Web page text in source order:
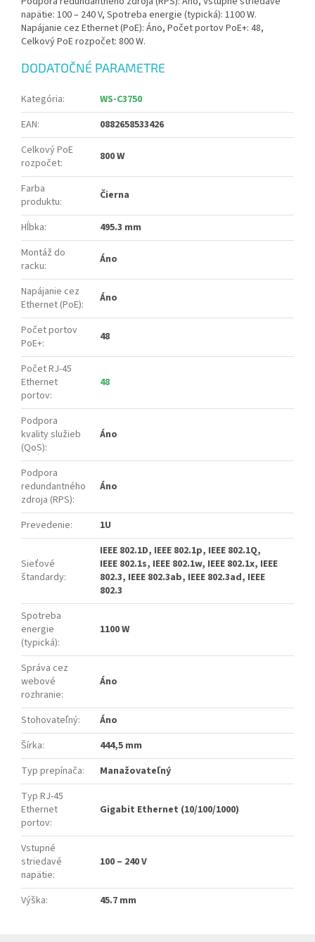
napätie: 100 – 240 V, Spotreba energie (typická): 1100 W.
Napájanie cez Ethernet (PoE): Áno, Počet portov PoE+: 48,
Celkový PoE rozpočet: 800 W.
DODATOČNÉ PARAMETRE
Kategória:
WS-C3750
EAN:
0882658533426
Celkový PoE
rozpočet: 800 W
Farba
produktu: Čierna
Hĺbka:
495.3 mm
Montáž do
racku: Áno
Napájanie cez
Ethernet (PoE): Áno
Počet portov
PoE+: 48
Počet RJ-45
Ethernet
portov:
48
Podpora
kvality služieb
(QoS):
Áno
Podpora
redundantného
zdroja (RPS):
Áno
Prevedenie: 1U
Sieťové
štandardy:
IEEE 802.1D, IEEE 802.1p, IEEE 802.1Q,
IEEE 802.1s, IEEE 802.1w, IEEE 802.1x, IEEE
802.3, IEEE 802.3ab, IEEE 802.3ad, IEEE
802.3
Spotreba
energie
(typická):
1100 W
Správa cez
webové
rozhranie:
Áno
Stohovateľný:
Áno
Šírka:
444,5 mm
Typ prepínača:
Manažovateľný
Typ RJ-45
Ethernet
portov:
Gigabit Ethernet (10/100/1000)
Vstupné
striedavé
napätie:
100 – 240 V
Výška: 45.7 mm